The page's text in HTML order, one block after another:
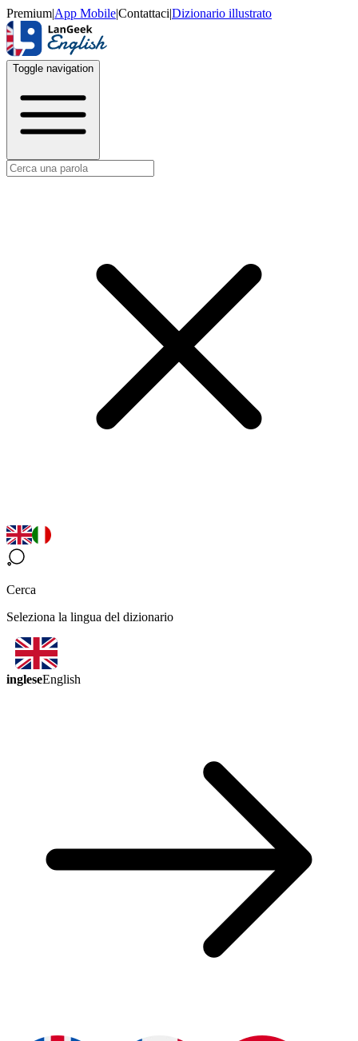
Premium|App Mobile|Contattaci|Dizionario illustrato
Toggle navigation
Cerca
Seleziona la lingua del dizionario
ingleseEnglish